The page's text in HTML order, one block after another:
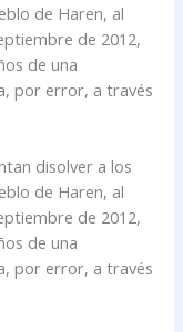
de Haren, al
de 2012,
de una
por error, a través
disolver a los
de Haren, al
de 2012,
de una
por error, a través